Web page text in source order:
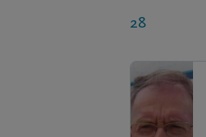
28